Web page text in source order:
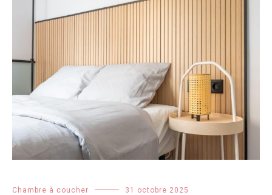
Chambre à coucher 31 octobre 2025